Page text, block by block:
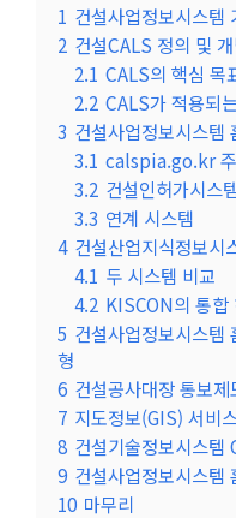
1 건설사업정보시스템
2 건설CALS 정의 및
2.1 CALS의 핵심 목
2.2 CALS가 적용되
3 건설사업정보시스템
3.1 calspia.go.kr 주
3.2 건설인허가시스
3.3 연계 시스템
4 건설산업지식정보시
4.1 두 시스템 비교
4.2 KISCON의 통합
5 건설사업정보시스템
형
6 건설공사대장 통보제
7 지도정보(GIS) 서비
8 건설기술정보시스템
9 건설사업정보시스템
10 마무리